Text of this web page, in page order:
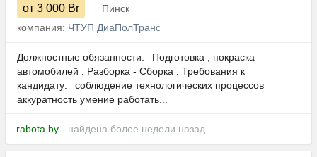
от 3 000 Br
Пинск
компания: ЧТУП ДиаПолТранс
Должностные обязанности: Подготовка , покраска
автомобилей . Разборка - Сборка . Требования к
кандидату: соблюдение технологических процессов
аккуратность умение работать...
rabota.by - найдена более недели назад